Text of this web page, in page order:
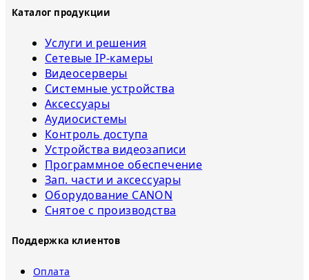
Каталог продукции
Услуги и решения
Сетевые IP-камеры
Видеосерверы
Системные устройства
Аксессуары
Аудиосистемы
Контроль доступа
Устройства видеозаписи
Программное обеспечение
Зап. части и аксессуары
Оборудование CANON
Снятое с прoизвoдства
Поддержка клиентов
Оплата